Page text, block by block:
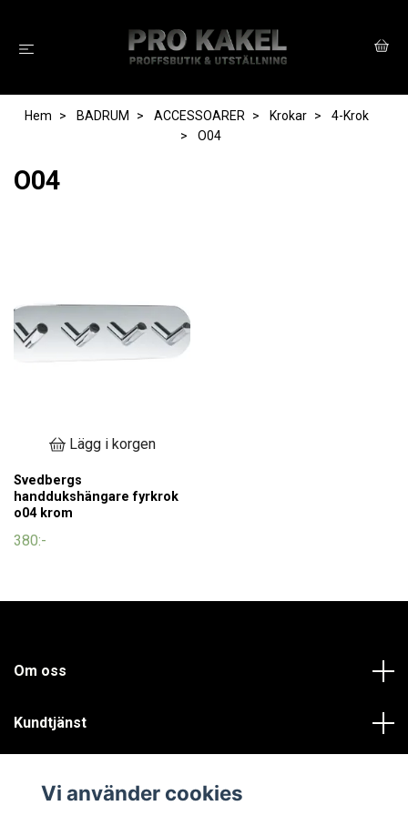
Hem BADRUM ACCESSOARER Krokar
4-Krok
O04
O04
Lägg i korgen
Svedbergs
handdukshängare fyrkrok
o04 krom
380:-
Om oss
Kundtjänst
Vi använder cookies